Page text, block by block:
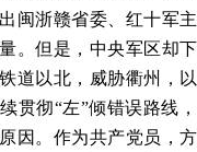
闽浙赣省委、红十军主
。但是，中央军区却下
道以北，威胁衢州，以
贯彻“左”倾错误路线，
因。作为共产党员，方